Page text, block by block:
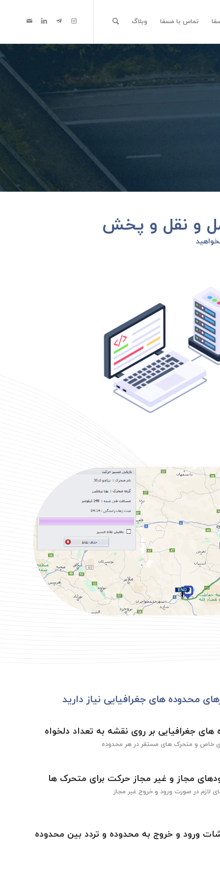
تماس با مسفا وبلاگ
و نقل و پخش
محدوده های جغرافیایی نیاز دارید
جغرافیایی بر روی نقشه به تعداد دلخواه
خاص و متحرک های مستقر در هر محدوده
مجاز و غیر مجاز حرکت برای متحرک ها
لازم در صورت ورود و خروج غیر مجاز
ورود و خروج به محدوده و تردد بین محدوده